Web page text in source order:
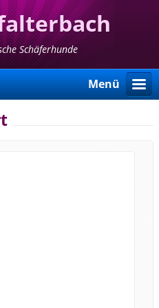
Schäferhunde
Menü